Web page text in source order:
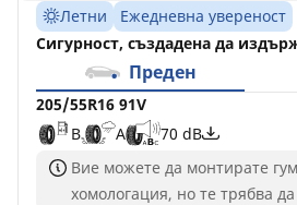
Летни
Ежедневна увереност
Сигурност, създадена да
Преден
205/55R16 91V
B
A
70 dB
Вие можете да монтирате
хомологация, но те трябва